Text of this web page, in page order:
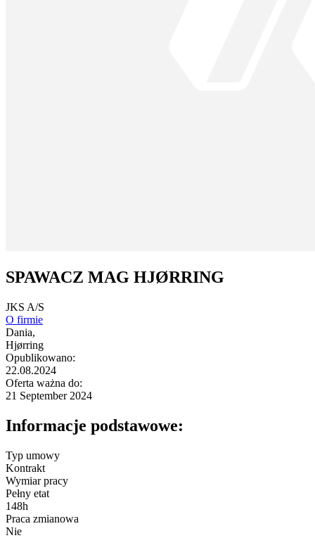
SPAWACZ MAG HJØRRING
JKS A/S
O firmie
Dania,
Hjørring
Opublikowano:
22.08.2024
Oferta ważna do:
21 September 2024
Informacje podstawowe:
Typ umowy
Kontrakt
Wymiar pracy
Pełny etat
148h
Praca zmianowa
Nie